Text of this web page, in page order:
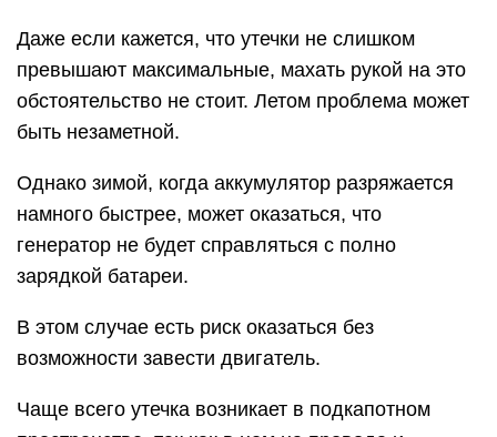
Даже если кажется, что утечки не слишком
превышают максимальные, махать рукой на это
обстоятельство не стоит. Летом проблема может
быть незаметной.
Однако зимой, когда аккумулятор разряжается
намного быстрее, может оказаться, что
генератор не будет справляться с полно
зарядкой батареи.
В этом случае есть риск оказаться без
возможности завести двигатель.
Чаще всего утечка возникает в подкапотном